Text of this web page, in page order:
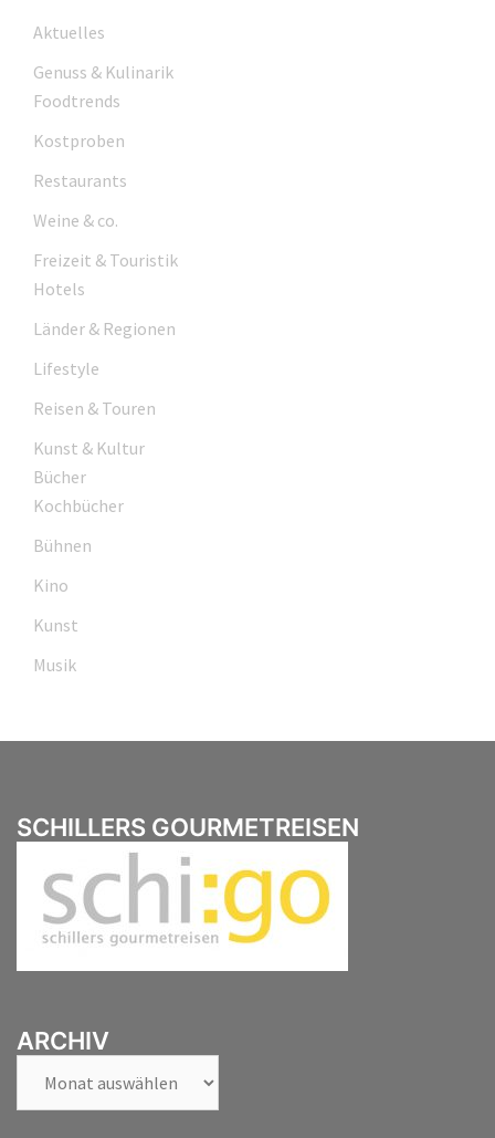
Aktuelles
Genuss & Kulinarik
Foodtrends
Kostproben
Restaurants
Weine & co.
Freizeit & Touristik
Hotels
Länder & Regionen
Lifestyle
Reisen & Touren
Kunst & Kultur
Bücher
Kochbücher
Bühnen
Kino
Kunst
Musik
SCHILLERS GOURMETREISEN
ARCHIV